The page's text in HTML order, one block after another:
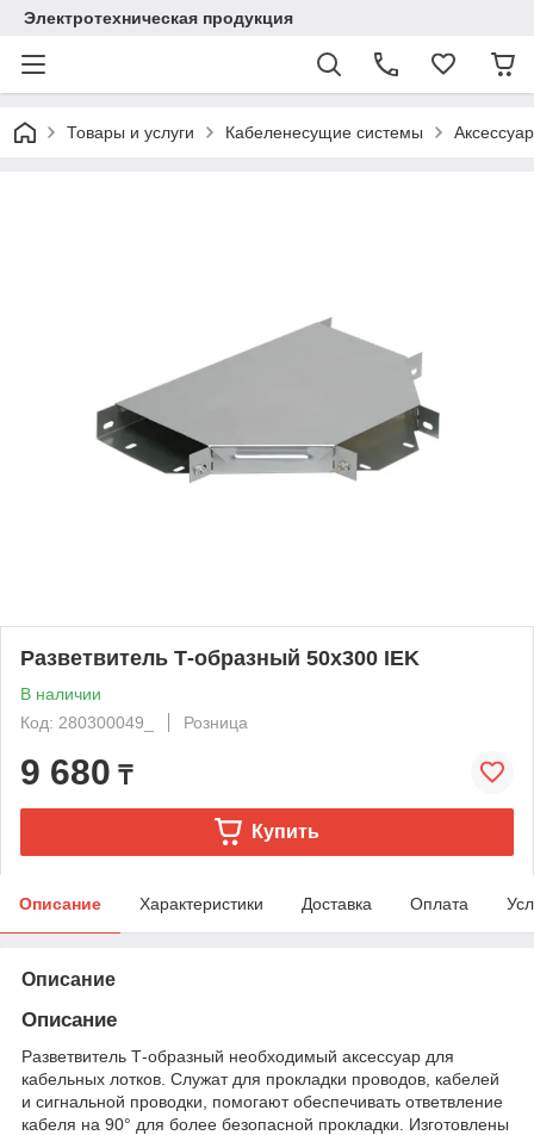
Электротехническая продукция
Товары и услуги Кабеленесущие системы
Разветвитель Т-образный 50х300 IEK
В наличии
Код: 280300049_
Розница
9 680 ₸
Купить
Описание Характеристики Доставка Оплата
Описание
Описание
Разветвитель Т-образный необходимый аксессуар для
кабельных лотков. Служат для прокладки проводов, кабелей
и сигнальной проводки, помогают обеспечивать ответвление
кабеля на 90° для более безопасной прокладки. Изготовлены